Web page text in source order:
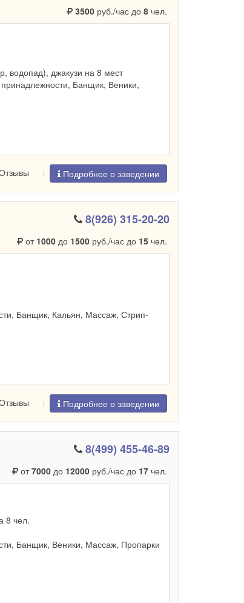
3500руб./час до 8чел.
водопад), джакузи на 8 мест
Банщик, Веники,
Подробнее о заведении
8(926) 315-20-20
от 1000до 1500руб./час до 15чел.
Банщик, Кальян, Массаж, Стрип-
Подробнее о заведении
8(499) 455-46-89
от7000до 12000руб./час до 17чел.
8 чел.
Банщик, Веники, Массаж, Пропарки